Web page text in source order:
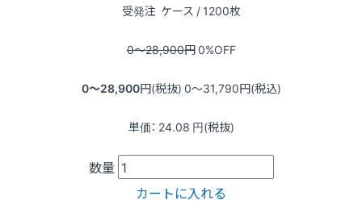
受発注 ケース / 1200枚
0〜28,900円0%OFF
0〜28,900円(税抜) 0〜31,790円(税込)
単価： 24.08 円(税抜)
数量
カートに入れる